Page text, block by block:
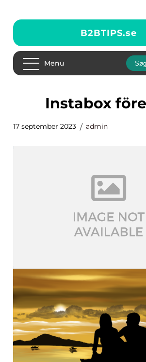
B2BTIPS.se
Menu
instabox
17 september 2023 admin